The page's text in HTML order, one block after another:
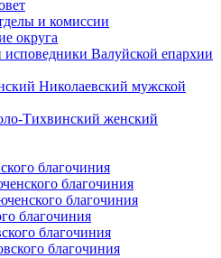
и комиссии
округа
Валуйской епархии
Николаевский мужской
Тихвинский женский
благочиния
благочиния
благочиния
благочиния
благочиния
благочиния